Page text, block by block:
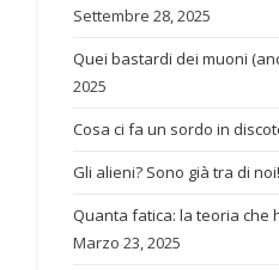
Settembre 28, 2025
Quei bastardi dei muoni
2025
Cosa ci fa un sordo in
Gli alieni? Sono già tra di noi!
Quanta fatica: la teoria che
Marzo 23, 2025